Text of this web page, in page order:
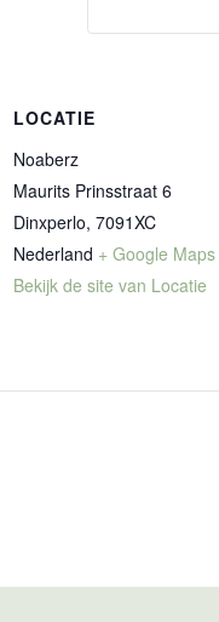
LOCATIE
Noaberz
Maurits Prinsstraat 6
Dinxperlo, 7091XC
Nederland + Google Maps
Bekijk de site van Locatie